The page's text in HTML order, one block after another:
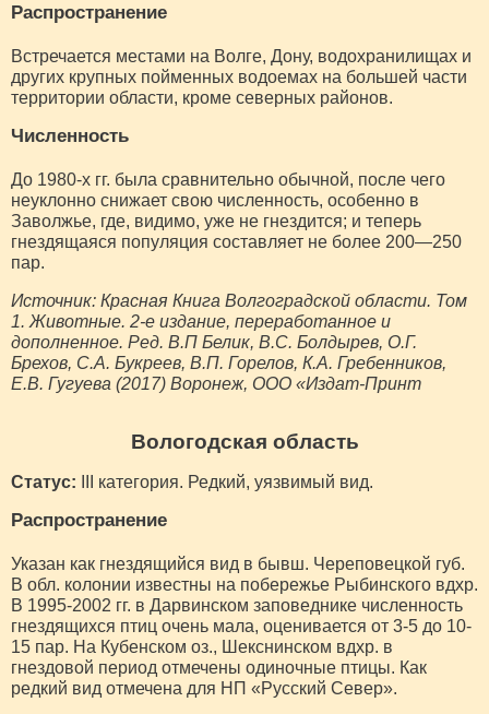
Распространение
Встречается местами на Волге, Дону, водохранилищах и
других крупных пойменных водоемах на большей части
территории области, кроме северных районов.
Численность
До 1980-х гг. была сравнительно обычной, после чего
неуклонно снижает свою численность, особенно в
Заволжье, где, видимо, уже не гнездится; и теперь
гнездящаяся популяция составляет не более 200—250
пар.
Источник: Красная Книга Волгоградской области. Том
1. Животные. 2-е издание, переработанное и
дополненное. Ред. В.П Белик, В.С. Болдырев, О.Г.
Брехов, С.А. Букреев, В.П. Горелов, К.А. Гребенников,
Е.В. Гугуева (2017) Воронеж, ООО «Издат-Принт
Вологодская область
Статус: III категория. Редкий, уязвимый вид.
Распространение
Указан как гнездящийся вид в бывш. Череповецкой губ.
В обл. колонии известны на побережье Рыбинского вдхр.
В 1995-2002 гг. в Дарвинском заповеднике численность
гнездящихся птиц очень мала, оценивается от 3-5 до 10-
15 пар. На Кубенском оз., Шекснинском вдхр. в
гнездовой период отмечены одиночные птицы. Как
редкий вид отмечена для НП «Русский Север».